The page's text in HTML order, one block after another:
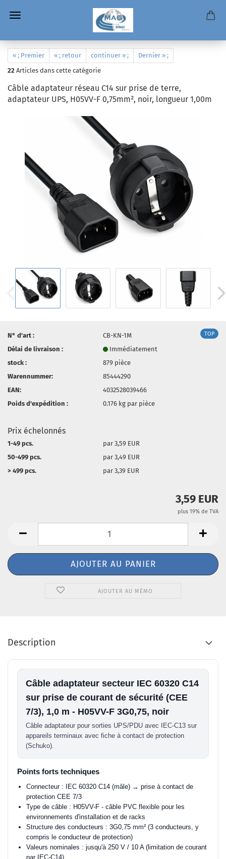
« ; Premier « ; retour continuer » ;
Dernier » ;
22 Articles dans cette catégorie
Câble adaptateur réseau C14 sur prise de terre,
adaptateur UPS, H05VV-F 0,75mm², noir, longueur 1,00m
TOP
N° d'art :
CB-KN-1M
Délai de livraison :
Immédiatement
stock :
879 pièce
Warennummer:
85444290
EAN:
4032528039466
Poids d'expédition :
0.176 kg par pièce
Prix échelonnés
1-49 pcs.
par 3,59 EUR
50-499 pcs.
par 3,49 EUR
> 499 pcs.
par 3,39 EUR
3,59 EUR
plus 19% de TVA
AJOUTER AU MÉMO
Description
Câble adaptateur secteur IEC 60320 C14
sur prise de courant de sécurité (CEE
7/3), 1,0 m - H05VV-F 3G0,75, noir
Câble adaptateur pour sorties UPS/PDU avec IEC-C13 sur
appareils terminaux avec fiche à contact de protection
(Schuko).
Points forts techniques
Connecteur : IEC 60320 C14 (mâle) → prise à contact de
protection CEE 7/3
Type de câble : H05VV-F - câble PVC flexible pour les
environnements d'installation et de racks
Structure des conducteurs : 3G0,75 mm² (3 conducteurs, y
compris le conducteur de protection)
Valeurs nominales : jusqu'à 250 V / 10 A (limitation de courant
par IEC-C14)